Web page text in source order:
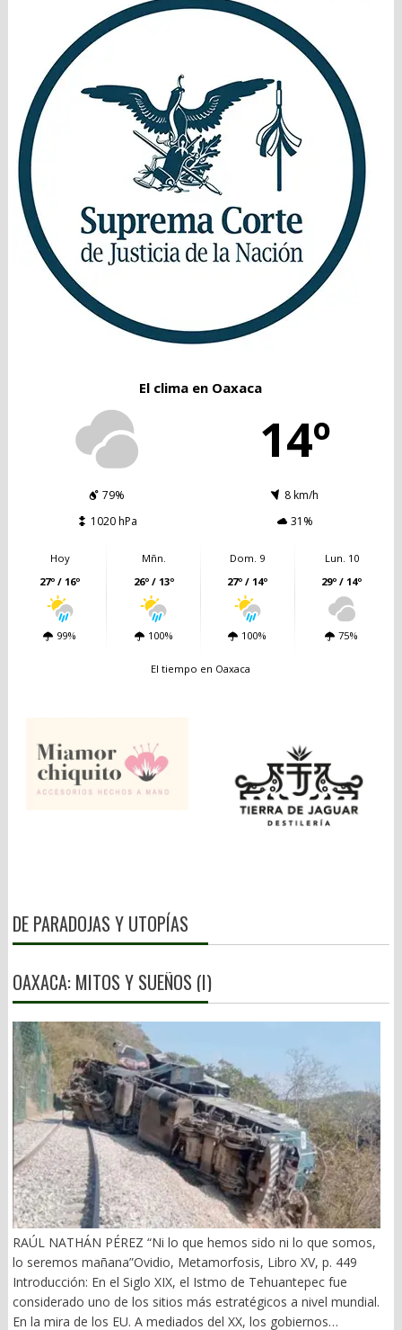
El clima en Oaxaca
14º
79%
8 km/h
1020 hPa
31%
Hoy
27º / 16º
99%
Mñn.
26º / 13º
100%
Dom. 9
27º / 14º
100%
Lun. 10
29º / 14º
75%
El tiempo en Oaxaca
DE PARADOJAS Y UTOPÍAS
OAXACA: MITOS Y SUEÑOS (I)
RAÚL NATHÁN PÉREZ “Ni lo que hemos sido ni lo que somos,
lo seremos mañana”Ovidio, Metamorfosis, Libro XV, p. 449
Introducción: En el Siglo XIX, el Istmo de Tehuantepec fue
considerado uno de los sitios más estratégicos a nivel mundial.
En la mira de los EU. A mediados del XX, los gobiernos